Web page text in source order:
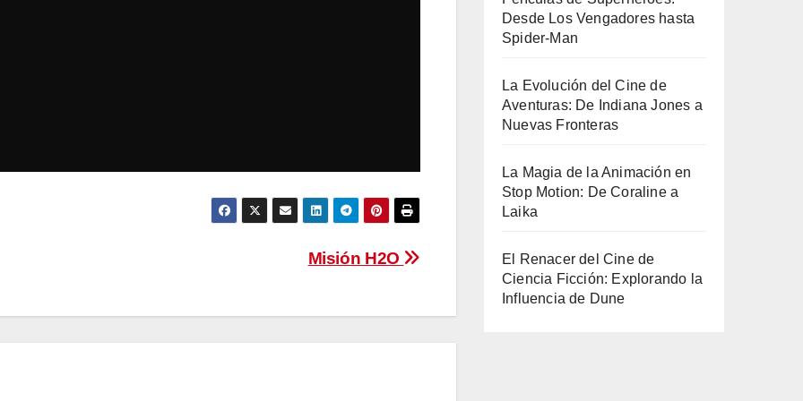
Misión H2O
Desde Los Vengadores hasta
Spider-Man
La Evolución del Cine de
Aventuras: De Indiana Jones a
Nuevas Fronteras
La Magia de la Animación en
Stop Motion: De Coraline a
Laika
El Renacer del Cine de
Ciencia Ficción: Explorando la
Influencia de Dune